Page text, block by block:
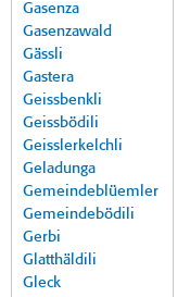
Gasenza
Gasenzawald
Gässli
Gastera
Geissbenkli
Geissbödili
Geisslerkelchli
Geladunga
Gemeindeblüemler
Gemeindebödili
Gerbi
Glatthäldili
Gleck